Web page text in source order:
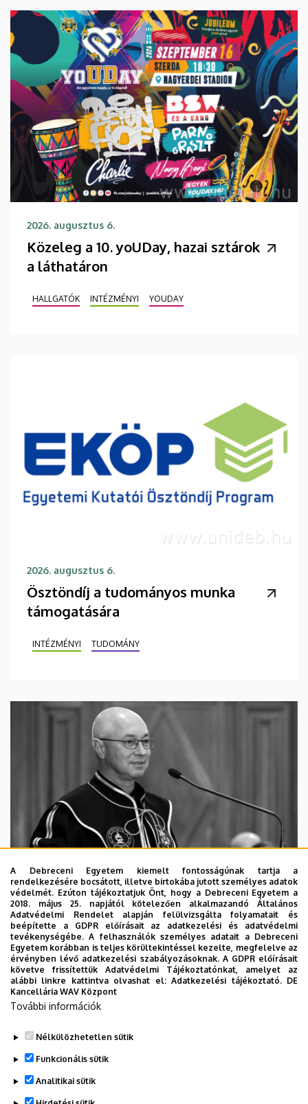
2026. augusztus 6.
Közeleg a 10. yoUDay, hazai sztárok
a láthatáron
HALLGATÓK INTÉZMÉNYI YOUDAY
2026. augusztus 6.
Ösztöndíj a tudományos munka
támogatására
INTÉZMÉNYI TUDOMÁNY
2026. augusztus 5.
Díszdoktorát gyászolja a Debreceni
Egyetem
INTÉZMÉNYI TTK TUDOMÁNY
A Debreceni Egyetem kiemelt fontosságúnak tartja a
rendelkezésére bocsátott, illetve birtokába jutott személyes adatok
védelmét. Ezúton tájékoztatjuk Önt, hogy a Debreceni Egyetem a
2018. május 25. napjától kötelezően alkalmazandó Általános
Adatvédelmi Rendelet alapján felülvizsgálta folyamatait és
beépítette a GDPR előírásait az adatkezelési és adatvédelmi
tevékenységébe. A felhasználók személyes adatait a Debreceni
Egyetem korábban is teljes körültekintéssel kezelte, megfelelve az
érvényben lévő adatkezelési szabályozásoknak. A GDPR előírásait
követve frissítettük Adatvédelmi Tájékoztatónkat, amelyet az
alábbi linkre kattintva olvashat el:Adatkezelési tájékoztató. DE
Kancellária WAV Központ
További információk
Nélkülözhetetlen sütik
Funkcionális sütik
Analitikai sütik